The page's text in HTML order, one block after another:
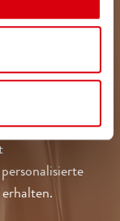
profitieren!